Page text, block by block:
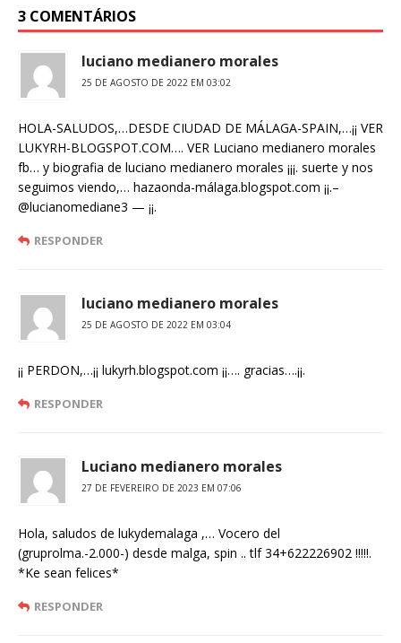
3 COMENTÁRIOS
luciano medianero morales
25 DE AGOSTO DE 2022 EM 03:02
HOLA-SALUDOS,…DESDE CIUDAD DE MÁLAGA-SPAIN,…¡¡ VER
LUKYRH-BLOGSPOT.COM…. VER Luciano medianero morales
fb… y biografia de luciano medianero morales ¡¡¡. suerte y nos
seguimos viendo,… hazaonda-málaga.blogspot.com ¡¡.–
@lucianomediane3 — ¡¡.
RESPONDER
luciano medianero morales
25 DE AGOSTO DE 2022 EM 03:04
¡¡ PERDON,…¡¡ lukyrh.blogspot.com ¡¡…. gracias….¡¡.
RESPONDER
Luciano medianero morales
27 DE FEVEREIRO DE 2023 EM 07:06
Hola, saludos de lukydemalaga ,… Vocero del
(gruprolma.-2.000-) desde malga, spin .. tlf 34+622226902 !!!!!.
*Ke sean felices*
RESPONDER